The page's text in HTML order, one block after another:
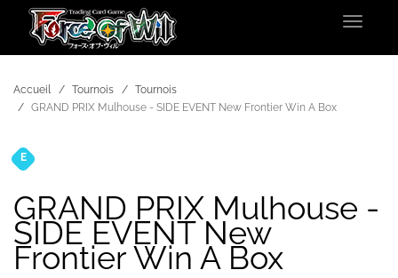
Toggle
Accueil Tournois
Tournois
GRAND PRIX Mulhouse - SIDE EVENT New Frontier Win A Box
E
GRAND PRIX Mulhouse -
SIDE EVENT New
Frontier Win A Box